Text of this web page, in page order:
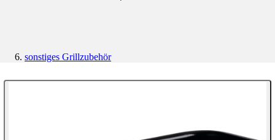
sonstiges Grillzubehör